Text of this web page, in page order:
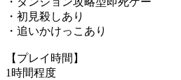
・初見殺しあり
・追いかけっこあり
【プレイ時間】
1時間程度